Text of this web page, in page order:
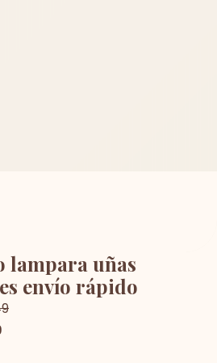
lampara uñas
envío rápido